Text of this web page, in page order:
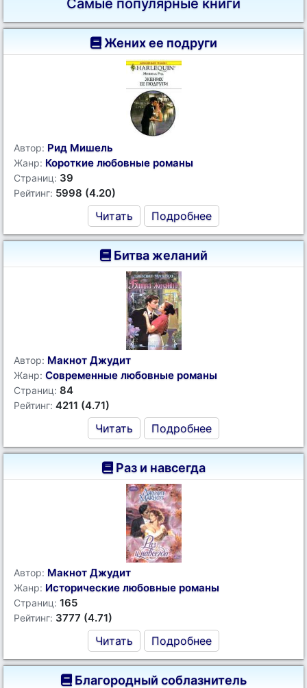
Самые популярные книги
Жених ее подруги
Автор: Рид Мишель
Жанр: Короткие любовные романы
Страниц: 39
Рейтинг: 5998 (4.20)
Читать Подробнее
Битва желаний
Автор: Макнот Джудит
Жанр: Современные любовные романы
Страниц: 84
Рейтинг: 4211 (4.71)
Читать Подробнее
Раз и навсегда
Автор: Макнот Джудит
Жанр: Исторические любовные романы
Страниц: 165
Рейтинг: 3777 (4.71)
Читать Подробнее
Благородный соблазнитель